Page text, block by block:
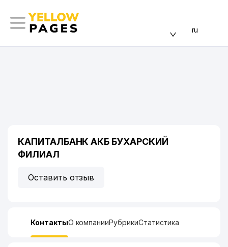
ru
КАПИТАЛБАНК АКБ БУХАРСКИЙ
ФИЛИАЛ
Оставить отзыв
КонтактыО компанииРубрикиСтатистика